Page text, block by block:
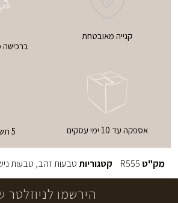
קנייה מאובטחת
אספקה עד 10 ימי עסקים 5 תשלומים ללא ריבית
מק"ט R555 קטגוריותטבעות זהב, טבעות
הירשמו לניוזלטר